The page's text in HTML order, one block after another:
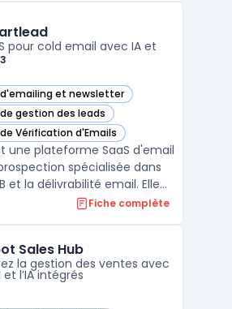
100M téléphones et 40M
vérifiés. La ...
pour cold email avec IA et
d'emailing et newsletter
dans cette catégorie
gestion des leads
dans cette catégorie
Vérification d'Emails
dans cette catégorie
une plateforme SaaS d'email
spécialisée dans
et la délivrabilité email. Elle
des comptes email
des capacités de ...
Fiche complète
Sales Hub
la gestion des ventes avec
et l’IA intégrés